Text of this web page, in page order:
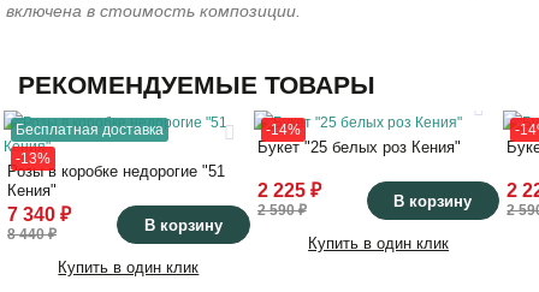
включена в стоимость композиции.
РЕКОМЕНДУЕМЫЕ ТОВАРЫ
Бесплатная доставка
-13%
Розы в коробке недорогие "51
Кения"
7 340 ₽
8 440 ₽ В корзину
Купить в один клик
-14%
Букет "25 белых роз Кения"
2 225 ₽
2 590 ₽ В корзину
Купить в один клик
-
2
2